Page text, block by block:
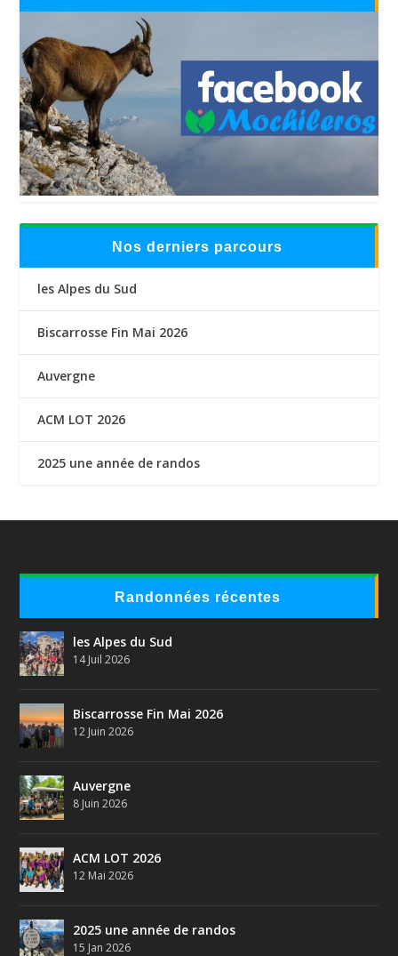
Nos derniers parcours
les Alpes du Sud
Biscarrosse Fin Mai 2026
Auvergne
ACM LOT 2026
2025 une année de randos
Randonnées récentes
les Alpes du Sud
14 Juil 2026
Biscarrosse Fin Mai 2026
12 Juin 2026
Auvergne
8 Juin 2026
ACM LOT 2026
12 Mai 2026
2025 une année de randos
15 Jan 2026